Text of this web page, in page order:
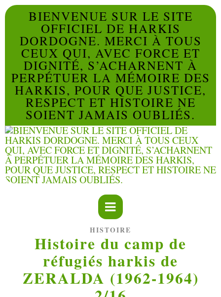
BIENVENUE SUR LE SITE
OFFICIEL DE HARKIS
DORDOGNE. MERCI À TOUS
CEUX QUI, AVEC FORCE ET
DIGNITÉ, S’ACHARNENT À
PERPÉTUER LA MÉMOIRE DES
HARKIS, POUR QUE JUSTICE,
RESPECT ET HISTOIRE NE
SOIENT JAMAIS OUBLIÉS.
HISTOIRE
Histoire du camp de
réfugiés harkis de
ZERALDA (1962-1964)